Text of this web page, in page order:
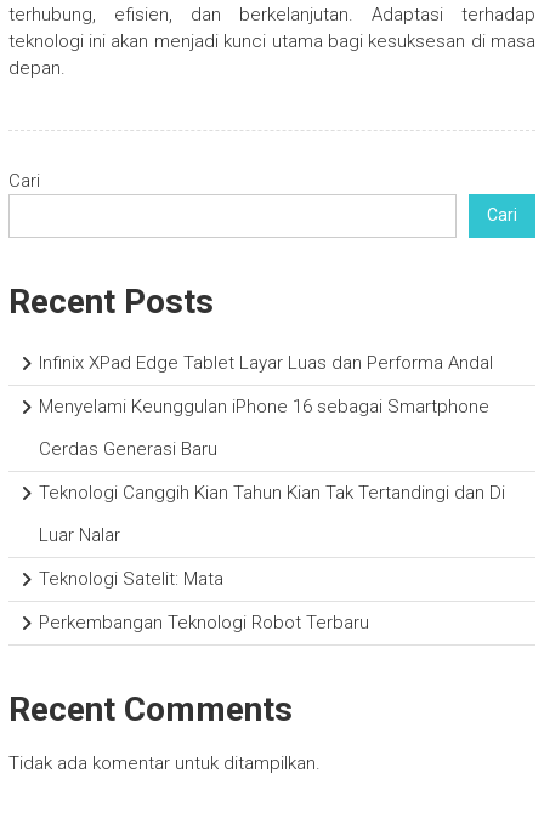
terhubung, efisien, dan berkelanjutan. Adaptasi terhadap
teknologi ini akan menjadi kunci utama bagi kesuksesan di masa
depan.
Cari
Cari
Recent Posts
Infinix XPad Edge Tablet Layar Luas dan Performa Andal
Menyelami Keunggulan iPhone 16 sebagai Smartphone
Cerdas Generasi Baru
Teknologi Canggih Kian Tahun Kian Tak Tertandingi dan Di
Luar Nalar
Teknologi Satelit: Mata
Perkembangan Teknologi Robot Terbaru
Recent Comments
Tidak ada komentar untuk ditampilkan.